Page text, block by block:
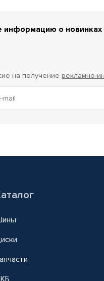
информацию о
на получение рекламно-